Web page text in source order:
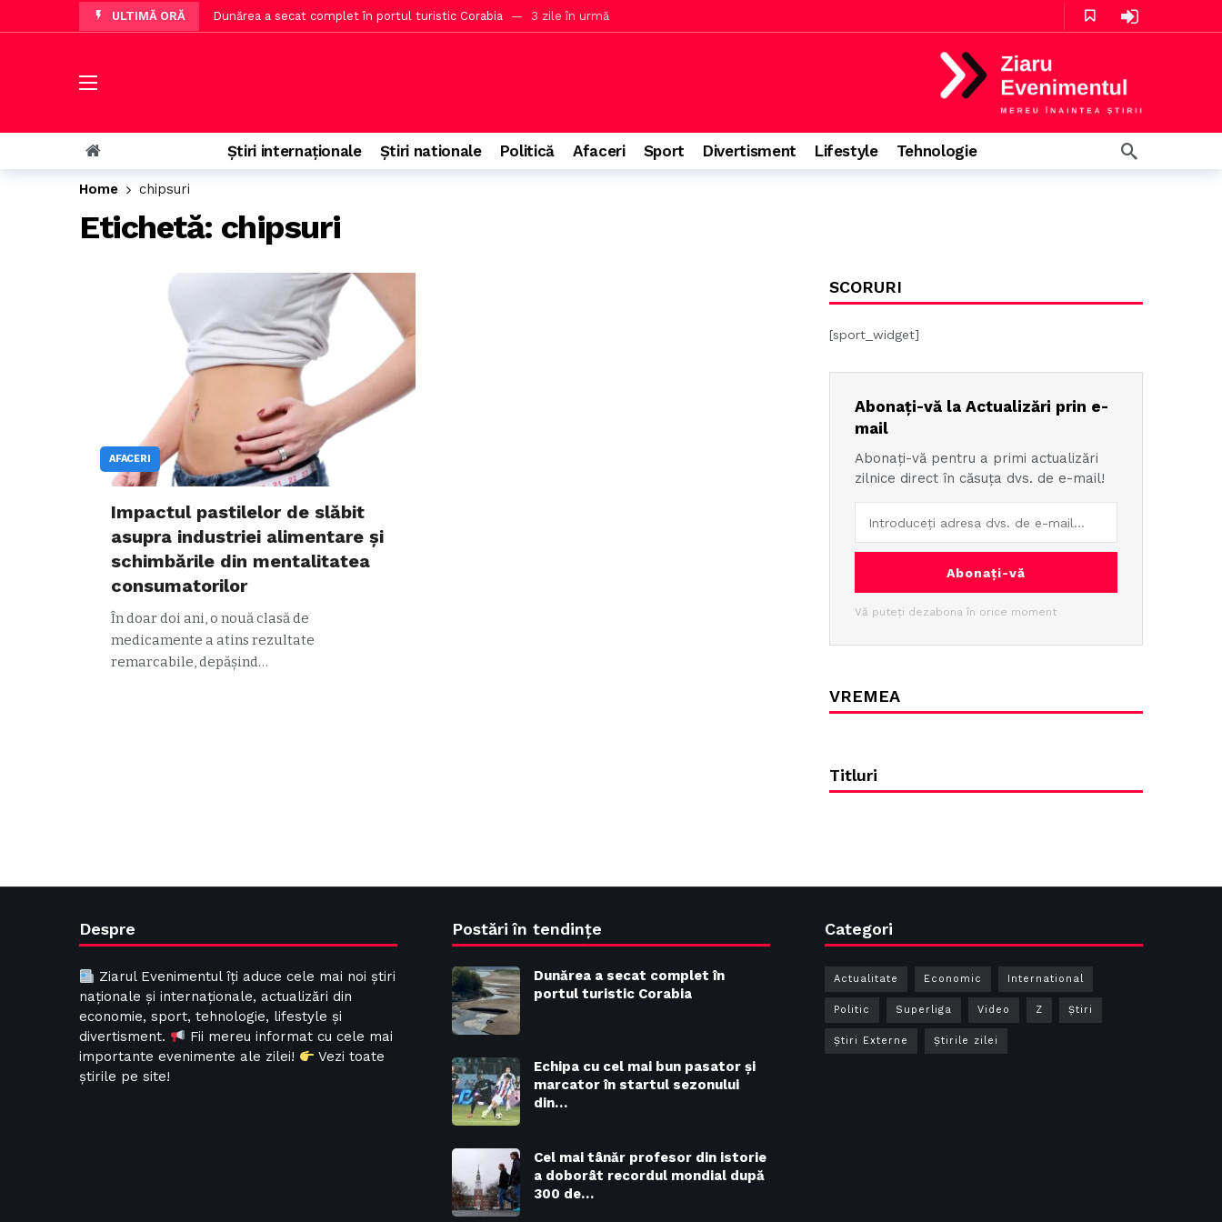
ULTIMĂ ORĂ Dunărea a secat complet în portul turistic Corabia 3 zile în urmă
Rusia analizează un nou val de mobilizare după o etapă importantă pentru popularitatea lui Putin 3 zile în urmă
Operațiune în premieră pe Brațul Bala cu peste 100 de militari implicați 3 zile în urmă
Senatorul Paul Pintea, trimis în judecată pentru aceeași faptă cu condamnarea cu suspendare
Polonia vrea închisoare pentru șoferii aflați în stare de ebrietate la volan
Ofițerul care a intrat în vila fraților Tate descrie condițiile, spunând că nu era un lux de Hollywood
Știri internaționale Știri nationale Politică Afaceri Sport Divertisment Lifestyle Tehnologie
Home chipsuri
Etichetă: chipsuri
AFACERI
Impactul pastilelor de slăbit
asupra industriei alimentare și
schimbările din mentalitatea
consumatorilor
În doar doi ani, o nouă clasă de
medicamente a atins rezultate
remarcabile, depășind…
SCORURI
[sport_widget]
Abonați-vă la Actualizări prin e-
mail
Abonați-vă pentru a primi actualizări
zilnice direct în căsuța dvs. de e-mail!
Abonați-vă
Vă puteți dezabona în orice moment
VREMEA
Titluri
Despre
Ziarul Evenimentul îți aduce cele mai noi știri
naționale și internaționale, actualizări din
economie, sport, tehnologie, lifestyle și
divertisment.
Fii mereu informat cu cele mai
importante evenimente ale zilei!
Vezi toate
știrile pe site!
Postări în tendințe
Dunărea a secat complet în
portul turistic Corabia
Echipa cu cel mai bun pasator și
marcator în startul sezonului
din…
Cel mai tânăr profesor din istorie
a doborât recordul mondial după
300 de…
Categori
Actualitate Economic International
Politic Superliga Video Z Ştiri
Știri Externe Știrile zilei